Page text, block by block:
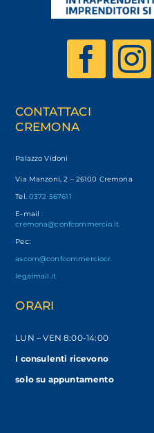
CONTATTACI
CREMONA
Palazzo Vidoni
Via Manzoni, 2 – 26100 Cremona
Tel. 0372 567611
E-mail:
cremona@confcommercio.it
Pec:
ascom@confcommerciocr.
legalmail.it
ORARI
LUN – VEN8:00-14:00
I consulenti ricevono
solosu appuntamento